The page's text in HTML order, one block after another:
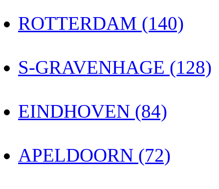
ROTTERDAM (140)
S-GRAVENHAGE (128)
EINDHOVEN (84)
APELDOORN (72)